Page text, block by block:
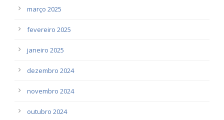
março 2025
fevereiro 2025
janeiro 2025
dezembro 2024
novembro 2024
outubro 2024